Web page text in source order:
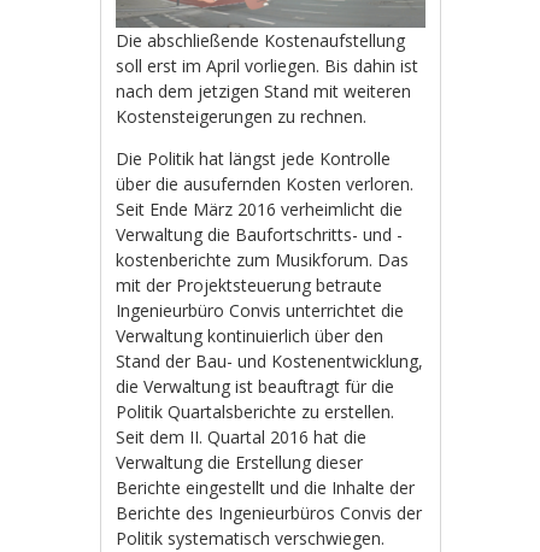
Die abschließende Kostenaufstellung
soll erst im April vorliegen. Bis dahin ist
nach dem jetzigen Stand mit weiteren
Kostensteigerungen zu rechnen.
Die Politik hat längst jede Kontrolle
über die ausufernden Kosten verloren.
Seit Ende März 2016 verheimlicht die
Verwaltung die Baufortschritts- und -
kostenberichte zum Musikforum. Das
mit der Projektsteuerung betraute
Ingenieurbüro Convis unterrichtet die
Verwaltung kontinuierlich über den
Stand der Bau- und Kostenentwicklung,
die Verwaltung ist beauftragt für die
Politik Quartalsberichte zu erstellen.
Seit dem II. Quartal 2016 hat die
Verwaltung die Erstellung dieser
Berichte eingestellt und die Inhalte der
Berichte des Ingenieurbüros Convis der
Politik systematisch verschwiegen.